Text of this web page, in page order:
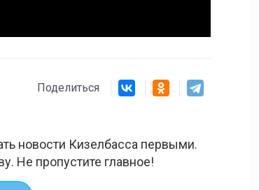
Поделиться
новости Кизелбасса первыми.
Не пропустите главное!